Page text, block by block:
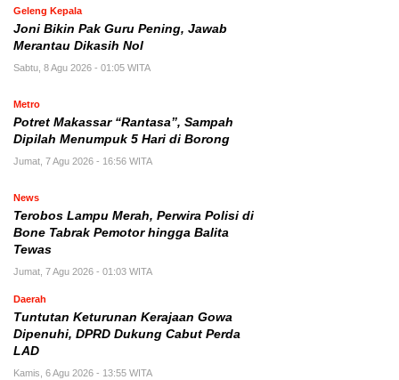
Geleng Kepala
Joni Bikin Pak Guru Pening, Jawab
Merantau Dikasih Nol
Sabtu, 8 Agu 2026 - 01:05 WITA
Metro
Potret Makassar “Rantasa”, Sampah
Dipilah Menumpuk 5 Hari di Borong
Jumat, 7 Agu 2026 - 16:56 WITA
News
Terobos Lampu Merah, Perwira Polisi di
Bone Tabrak Pemotor hingga Balita
Tewas
Jumat, 7 Agu 2026 - 01:03 WITA
Daerah
Tuntutan Keturunan Kerajaan Gowa
Dipenuhi, DPRD Dukung Cabut Perda
LAD
Kamis, 6 Agu 2026 - 13:55 WITA